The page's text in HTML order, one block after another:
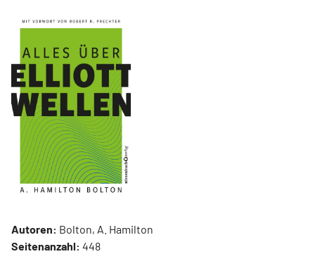
Autoren: Bolton, A. Hamilton
Seitenanzahl: 448